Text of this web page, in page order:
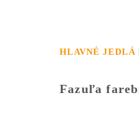
HLAVNÉ JEDLÁ
Fazuľa